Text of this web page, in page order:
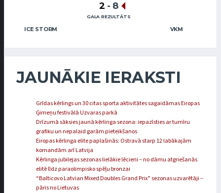
ICE STORM VKM
2 - 8
GALA REZULTĀTS
JAUNĀKIE IERAKSTI
Grīdas kērlings un 30 citas sporta aktivitātes sagaidāmas Eiropas
Ģimeņu festivālā Uzvaras parkā
Drīzumā sāksies jaunā kērlinga sezona: iepazīsties ar turnīru
grafiku un nepalaid garām pieteikšanos
Eiropas kērlinga elite paplašinās: Ostravā starp 12 labākajām
komandām arī Latvija
Kērlinga jubilejas sezonas lielākie lēcieni – no dāmu atgriešanās
elitē līdz paraolimpisko spēļu bronzai
“Balticovo Latvian Mixed Doubles Grand Prix” sezonas uzvarētāji –
pāris no Lietuvas